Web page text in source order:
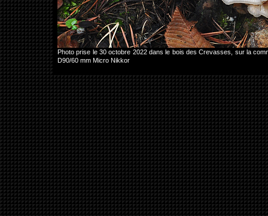
Photo prise le 30 octobre 2022 dans le bois des Crevasses, sur la
D90/60 mm Micro Nikkor